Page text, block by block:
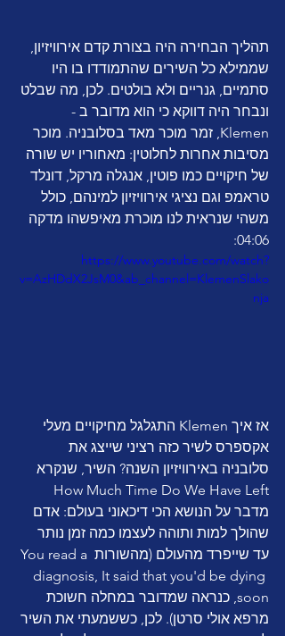
תהליך הבחירה היה בצורת קדם אירוויזיון,
שממילא כל השירים שהתמודדו בו היו
סתמיים, גנריים ולא בולטים. לכן, מה שבלט
ונבחר היה דווקא כי הוא מדובר ב -
Klemen, זמר מוכר מאד בסלובניה. מוכר
מסיבות אחרות לחלוטין: מאחוריו יש שורה
של חיקויים כמו פוטין, אנגלה מרקל, דונלד
טראמפ וגם נציגי אירוויזיון למינהם, כולל
משהי שנראית לנו מוכרת מאיפשהו מדקה
04:06:
https://www.youtube.com/watch?
v=AzHDdX2JsM0&ab_channel=KlemenSlako
nja
אז איך Klemen התגלגל מחיקויים מעלי
אקספרס לשיר כזה רציני שייצג את
סלובניה באירוויזיון השנה? השיר, שנקרא
מדבר על הנושא הכי דיכאוני בעולם: אדם
שהולך למות ותוהה לעצמו כמה זמן נותר
עד שייפרד מהעולם (מהשורות You read a
diagnosis, It said that you'd be dying
soon, כנראה שמדובר במחלה חשוכת
מרפא אולי סרטן). לכן, כששמעתי את השיר